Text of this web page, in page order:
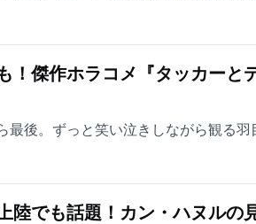
！傑作ホラコメ『タッカーと
最後。ずっと笑い泣きしながら観る羽
陸でも話題！カン・ハヌルの